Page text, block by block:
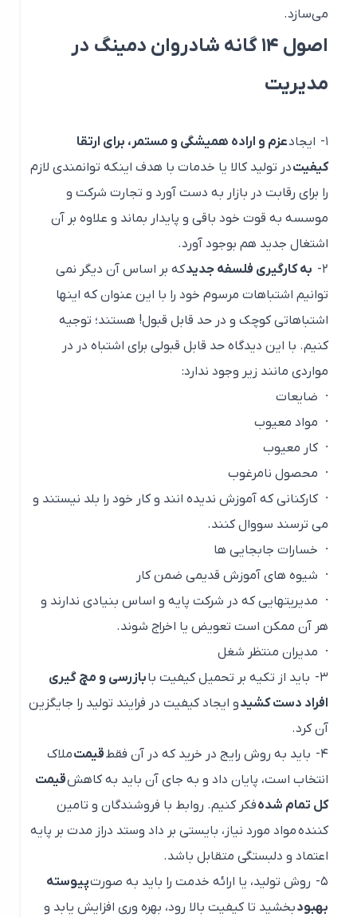
می‌سازد.
اصول ۱۴ گانه شادروان دمینگ در
مدیریت
ایجادعزم و اراده همیشگی و مستمر، برای ارتقا
کیفیتدر تولید کالا یا خدمات با هدف اینکه توانمندی لازم
را برای رقابت در بازار به دست آورد و تجارت شرکت و
موسسه به قوت خود باقی و پایدار بماند و علاوه بر آن
اشتغال جدید هم بوجود آورد.
به کارگیری فلسفه جدیدکه بر اساس آن دیگر نمی
توانیم اشتباهات مرسوم خود را با این عنوان که اینها
اشتباهاتی کوچک و در حد قابل قبول! هستند؛ توجیه
کنیم. با این دیدگاه حد قابل قبولی برای اشتباه در در
مواردی مانند زیر وجود ندارد:
ضایعات
مواد معیوب
کار معیوب
محصول نامرغوب
کارکنانی که آموزش ندیده انند و کار خود را بلد نیستند و
می ترسند سووال کنند.
خسارات جابجایی ها
شیوه های آموزش قدیمی ضمن کار
مدیریتهایی که در شرکت پایه و اساس بنیادی ندارند و
هر آن ممکن است تعویض یا اخراج شوند.
مدیران منتظر شغل
باید از تکیه بر تحمیل کیفیت بابازرسی و مچ گیری
افراد دست کشیدو ایجاد کیفیت در فرایند تولید را جایگزین
آن کرد.
باید به روش رایج در خرید که در آن فقط قیمتملاک
انتخاب است، پایان داد و به جای آن باید به کاهشقیمت
کل تمام شدهفکر کنیم. روابط با فروشندگان و تامین
کننده مواد مورد نیاز، بایستی بر داد وستد دراز مدت بر پایه
اعتماد و دلبستگی متقابل باشد.
روش تولید، یا ارائه خدمت را باید به صورتپیوسته
بهبودبخشید تا کیفیت بالا رود، بهره وری افزایش یابد و